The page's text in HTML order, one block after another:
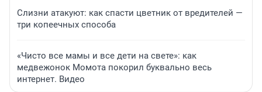
Слизни атакуют: как спасти цветник от вредителей —
три копеечных способа
«Чисто все мамы и все дети на свете»: как
медвежонок Момота покорил буквально весь
интернет. Видео